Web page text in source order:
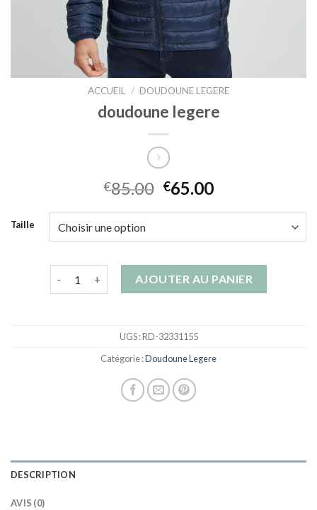
ACCUEIL / DOUDOUNE LEGERE
doudoune legere
€85.00 €65.00
Taille
quantité de doudoune legereAJOUTER AU PANIER
UGS :RD-32331155
Catégorie :Doudoune Legere
DESCRIPTION
AVIS (0)